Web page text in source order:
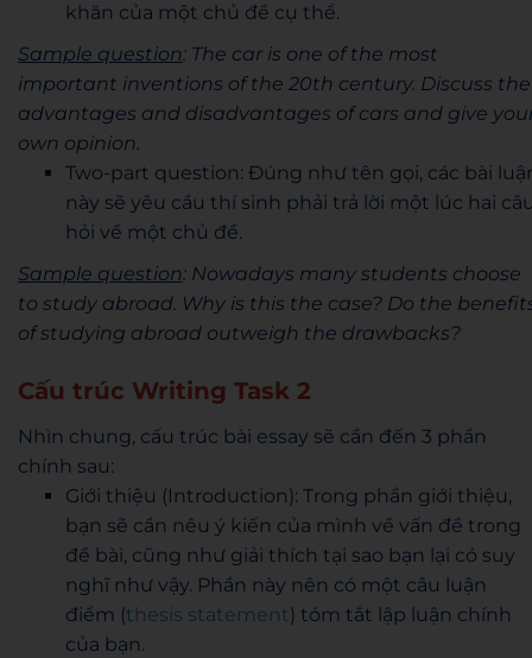
khăn của một chủ đề cụ thể.
Sample question: The car is one of the most
important inventions of the 20th century. Discuss the
advantages and disadvantages of cars and give
own opinion.
Two-part question: Đúng như tên gọi, các bài
này sẽ yêu cầu thí sinh phải trả lời một lúc hai
hỏi về một chủ đề.
Sample question: Nowadays many students choose
to study abroad. Why is this the case? Do the
of studying abroad outweigh the drawbacks?
Cấu trúc Writing Task 2
Nhìn chung, cấu trúc bài essay sẽ cần đến 3 phần
chính sau:
Giới thiệu (Introduction): Trong phần giới thiệu,
bạn sẽ cần nêu ý kiến của mình về vấn đề trong
đề bài, cũng như giải thích tại sao bạn lại có suy
nghĩ như vậy. Phần này nên có một câu luận
điểm (thesis statement) tóm tắt lập luận chính
của bạn.